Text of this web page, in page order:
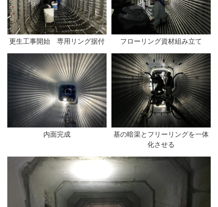
更生工事開始 専用リング据付 フローリング資材組み立て
内面完成
基の暗渠とフリーリングを一体
化させる